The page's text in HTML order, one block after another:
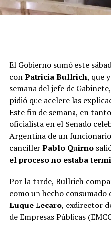
El Gobierno sumó este
conPatricia Bullrich, que
semana del jefe de Gabinete,
pidió que acelere las
Este fin de semana, en
oficialista en el Senado
Argentina de un
cancillerPablo Quirno
el proceso no estaba
Por la tarde, Bullrich
como un hecho consumado
Luque Lecaro, exdirector
de Empresas Públicas